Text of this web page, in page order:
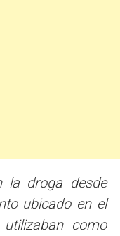
la droga desde
ubicado en el
como